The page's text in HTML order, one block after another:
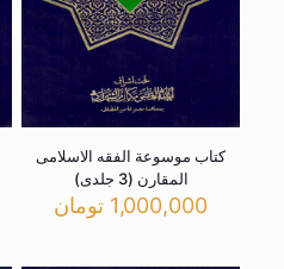
کتاب موسوعة الفقه الاسلامی
المقارن (3 جلدی)
1,000,000 تومان